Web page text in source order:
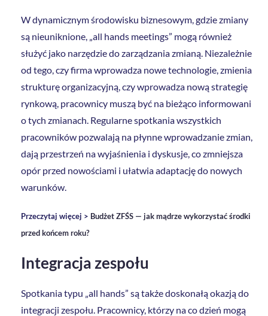
W dynamicznym środowisku biznesowym, gdzie zmiany
są nieuniknione, „all hands meetings” mogą również
służyć jako narzędzie do zarządzania zmianą. Niezależnie
od tego, czy firma wprowadza nowe technologie, zmienia
strukturę organizacyjną, czy wprowadza nową strategię
rynkową, pracownicy muszą być na bieżąco informowani
o tych zmianach. Regularne spotkania wszystkich
pracowników pozwalają na płynne wprowadzanie zmian,
dają przestrzeń na wyjaśnienia i dyskusje, co zmniejsza
opór przed nowościami i ułatwia adaptację do nowych
warunków.
Przeczytaj więcej > Budżet ZFŚS — jak mądrze wykorzystać środki
przed końcem roku?
Integracja zespołu
Spotkania typu „all hands” są także doskonałą okazją do
integracji zespołu. Pracownicy, którzy na co dzień mogą